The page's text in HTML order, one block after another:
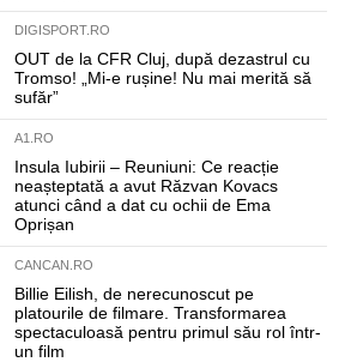
DIGISPORT.RO
OUT de la CFR Cluj, după dezastrul cu
Tromso! „Mi-e rușine! Nu mai merită să
sufăr”
A1.RO
Insula Iubirii – Reuniuni: Ce reacție
neașteptată a avut Răzvan Kovacs
atunci când a dat cu ochii de Ema
Oprișan
CANCAN.RO
Billie Eilish, de nerecunoscut pe
platourile de filmare. Transformarea
spectaculoasă pentru primul său rol într-
un film